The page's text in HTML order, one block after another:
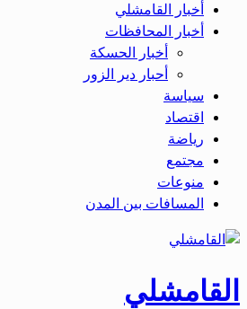
أخبار القامشلي
أخبار المحافظات
أخبار الحسكة
أحبار دير الزور
سياسة
اقتصاد
رياضة
مجتمع
منوعات
المسافات بين المدن
القامشلي